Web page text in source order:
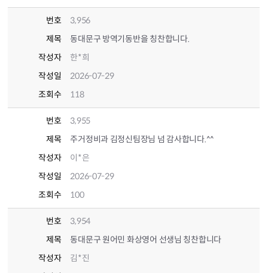
번호
3,956
제목
동대문구 방역기동반을 칭찬합니다.
작성자
한*희
작성일
2026-07-29
조회수
118
번호
3,955
제목
주거정비과 김정신팀장님 넘 감사합니다.^^
작성자
이*은
작성일
2026-07-29
조회수
100
번호
3,954
제목
동대문구 원어민 화상영어 선생님 칭찬합니다
작성자
김*진